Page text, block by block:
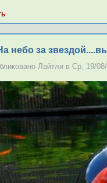
небо за
Лайтли в Ср, 19/